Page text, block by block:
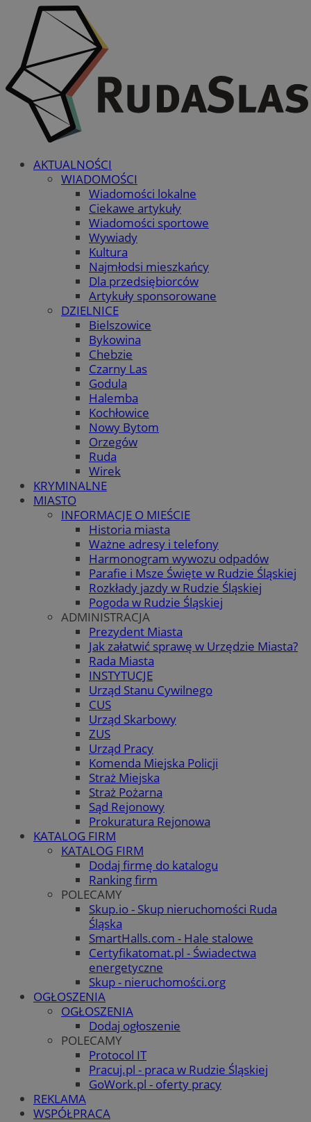
AKTUALNOŚCI
WIADOMOŚCI
Wiadomości lokalne
Ciekawe artykuły
Wiadomości sportowe
Wywiady
Kultura
Najmłodsi mieszkańcy
Dla przedsiębiorców
Artykuły sponsorowane
DZIELNICE
Bielszowice
Bykowina
Chebzie
Czarny Las
Godula
Halemba
Kochłowice
Nowy Bytom
Orzegów
Ruda
Wirek
KRYMINALNE
MIASTO
INFORMACJE O MIEŚCIE
Historia miasta
Ważne adresy i telefony
Harmonogram wywozu odpadów
Parafie i Msze Święte w Rudzie Śląskiej
Rozkłady jazdy w Rudzie Śląskiej
Pogoda w Rudzie Śląskiej
ADMINISTRACJA
Prezydent Miasta
Jak załatwić sprawę w Urzędzie Miasta?
Rada Miasta
INSTYTUCJE
Urząd Stanu Cywilnego
CUS
Urząd Skarbowy
ZUS
Urząd Pracy
Komenda Miejska Policji
Straż Miejska
Straż Pożarna
Sąd Rejonowy
Prokuratura Rejonowa
KATALOG FIRM
KATALOG FIRM
Dodaj firmę do katalogu
Ranking firm
POLECAMY
Skup.io - Skup nieruchomości Ruda
Śląska
SmartHalls.com - Hale stalowe
Certyfikatomat.pl - Świadectwa
energetyczne
Skup - nieruchomości.org
OGŁOSZENIA
OGŁOSZENIA
Dodaj ogłoszenie
POLECAMY
Protocol IT
Pracuj.pl - praca w Rudzie Śląskiej
GoWork.pl - oferty pracy
REKLAMA
WSPÓŁPRACA